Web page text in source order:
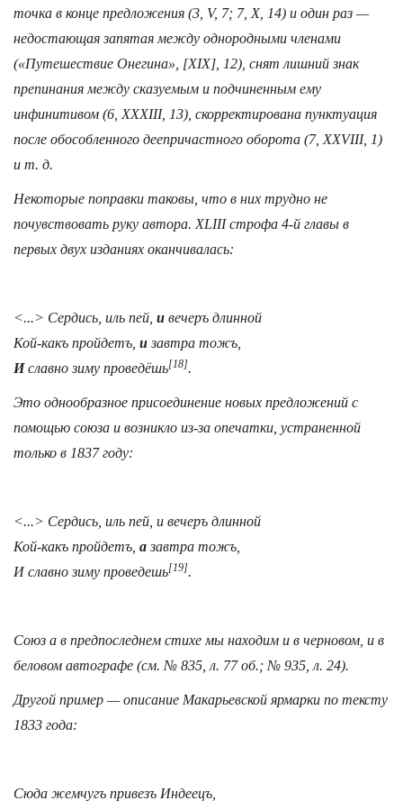
точка в конце предложения (3, V, 7; 7, X, 14) и один раз —
недостающая запятая между однородными членами
(«Путешествие Онегина», [XIX], 12), снят лишний знак
препинания между сказуемым и подчиненным ему
инфинитивом (6, XXXIII, 13), скорректирована пунктуация
после обособленного деепричастного оборота (7, XXVIII, 1)
и т. д.
Некоторые поправки таковы, что в них трудно не
почувствовать руку автора. XLIII строфа 4-й главы в
первых двух изданиях оканчивалась:
<...> Сердись, иль пей, и вечеръ длинной
Кой-какъ пройдетъ, и завтра тожъ,
Иславно зиму проведёшь[18].
Это однообразное присоединение новых предложений с
помощью союза и возникло из-за опечатки, устраненной
только в 1837 году:
<...> Сердись, иль пей, и вечеръ длинной
Кой-какъ пройдетъ, а завтра тожъ,
И славно зиму проведешь[19].
Союз а в предпоследнем стихе мы находим и в черновом, и в
беловом автографе (см. № 835, л. 77 об.; № 935, л. 24).
Другой пример — описание Макарьевской ярмарки по тексту
1833 года:
Сюда жемчугъ привезъ Индеецъ,